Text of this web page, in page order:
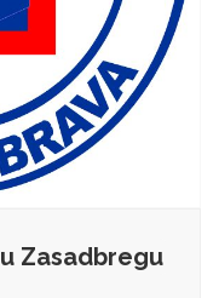
Zasadbregu